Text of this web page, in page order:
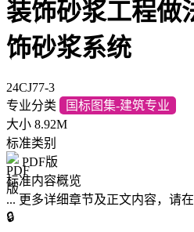
装饰砂浆工程
饰砂浆系统
24CJ77-3
专业分类
国标图集-建筑专业
大小 8.92M
标准类别
PDF版
标准内容概览
... 更多详细章节及正文内容，请
🔒